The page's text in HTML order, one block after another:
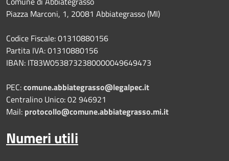
Piazza Marconi, 1, 20081 Abbiategrasso (MI)
Codice Fiscale: 01310880156
Partita IVA: 01310880156
IBAN: IT83W0538732380000049649473
PEC:comune.abbiategrasso@legalpec.it
Centralino Unico: 02 946921
Mail: protocollo@comune.abbiategrasso.mi.it
Numeri utili